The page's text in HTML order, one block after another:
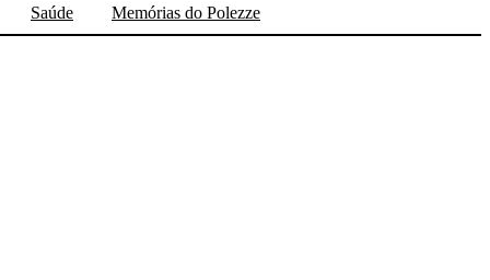
Saúde
Memórias do Polezze